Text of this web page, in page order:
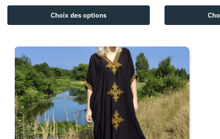
Choix des options